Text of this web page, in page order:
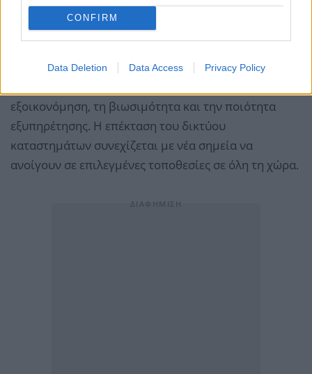
CONFIRM
Data Deletion Data Access Privacy Policy
μας».
αποτελεί αξιόπιστο συνεργάτη στην ενεργειακή
εξοικονόμηση, τη βιωσιμότητα και την ποιότητα
εξυπηρέτησης. Η επέκταση του δικτύου
καταστημάτων συνεχίζεται με νέα σημεία να
ανοίγουν σε επιλεγμένες τοποθεσίες σε όλη τη χώρα.